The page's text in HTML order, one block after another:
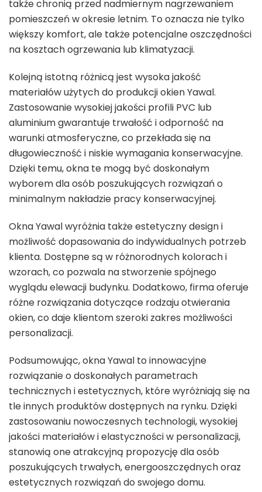
także chronią przed nadmiernym nagrzewaniem
pomieszczeń w okresie letnim. To oznacza nie tylko
większy komfort, ale także potencjalne oszczędności
na kosztach ogrzewania lub klimatyzacji.
Kolejną istotną różnicą jest wysoka jakość
materiałów użytych do produkcji okien Yawal.
Zastosowanie wysokiej jakości profili PVC lub
aluminium gwarantuje trwałość i odporność na
warunki atmosferyczne, co przekłada się na
długowieczność i niskie wymagania konserwacyjne.
Dzięki temu, okna te mogą być doskonałym
wyborem dla osób poszukujących rozwiązań o
minimalnym nakładzie pracy konserwacyjnej.
Okna Yawal wyróżnia także estetyczny design i
możliwość dopasowania do indywidualnych potrzeb
klienta. Dostępne są w różnorodnych kolorach i
wzorach, co pozwala na stworzenie spójnego
wyglądu elewacji budynku. Dodatkowo, firma oferuje
różne rozwiązania dotyczące rodzaju otwierania
okien, co daje klientom szeroki zakres możliwości
personalizacji.
Podsumowując, okna Yawal to innowacyjne
rozwiązanie o doskonałych parametrach
technicznych i estetycznych, które wyróżniają się na
tle innych produktów dostępnych na rynku. Dzięki
zastosowaniu nowoczesnych technologii, wysokiej
jakości materiałów i elastyczności w personalizacji,
stanowią one atrakcyjną propozycję dla osób
poszukujących trwałych, energooszczędnych oraz
estetycznych rozwiązań do swojego domu.